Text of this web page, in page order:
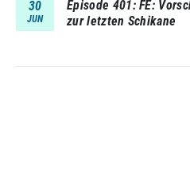
30
JUN
Episode 401 FE:
zur letzten Schikane